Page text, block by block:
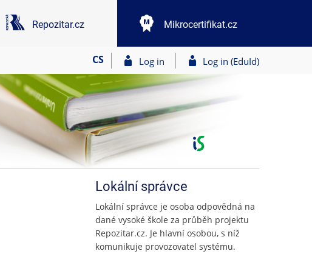
Repozitar.cz Mikrocertifikat.cz
CS Log in Log in (EduId)
Lokální správce
Lokální správce je osoba odpovědná na
dané vysoké škole za průběh projektu
Repozitar.cz. Je hlavní osobou, s níž
komunikuje provozovatel systému.